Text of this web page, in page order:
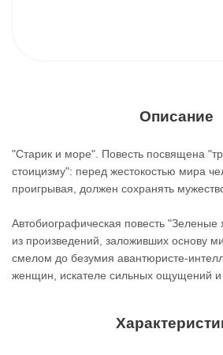
Описание
"Старик и море". Повесть посвящена
стоицизму": перед жестокостью мира
проигрывая, должен сохранять
Автобиографическая повесть
из произведений, заложивших основу
смелом до безумия авантюристе-
женщин, искателе сильных ощущений и